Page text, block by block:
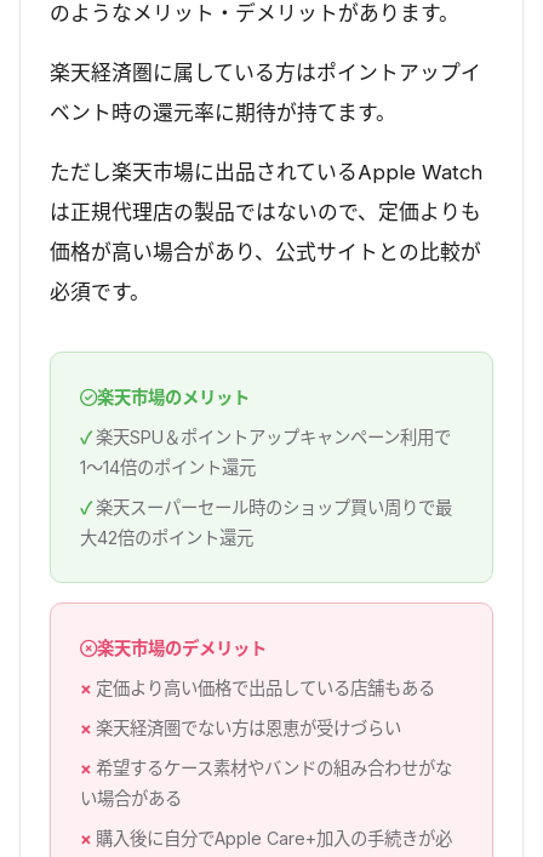
のようなメリット・デメリットがあります。
楽天経済圏に属している方はポイントアップイ
ベント時の還元率に期待が持てます。
ただし楽天市場に出品されているApple Watch
は正規代理店の製品ではないので、定価よりも
価格が高い場合があり、公式サイトとの比較が
必須です。
楽天市場のメリット
楽天SPU＆ポイントアップキャンペーン利用で
1〜14倍のポイント還元
楽天スーパーセール時のショップ買い周りで最
大42倍のポイント還元
楽天市場のデメリット
定価より高い価格で出品している店舗もある
楽天経済圏でない方は恩恵が受けづらい
希望するケース素材やバンドの組み合わせがな
い場合がある
購入後に自分でApple Care+加入の手続きが必